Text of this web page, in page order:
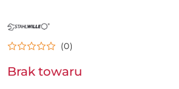
NAZWA
PRODUCENTA:
STAHLWILLE
(0)
Brak towaru